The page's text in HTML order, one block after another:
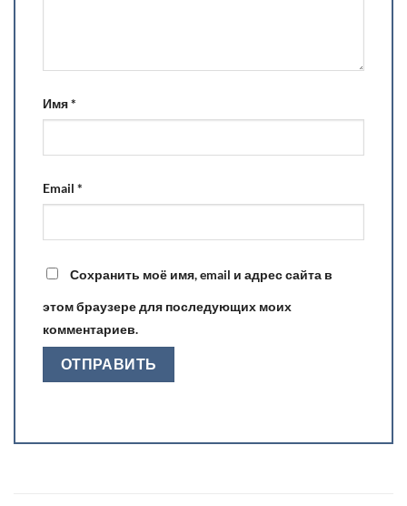
Имя*
Email *
Сохранить моё имя, email и адрес сайта в
этом браузере для последующих моих
комментариев.